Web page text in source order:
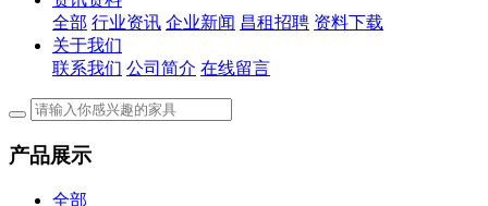
全部 行业资讯 企业新闻 昌租招聘 资料下载
关于我们
联系我们 公司简介 在线留言
产品展示
全部